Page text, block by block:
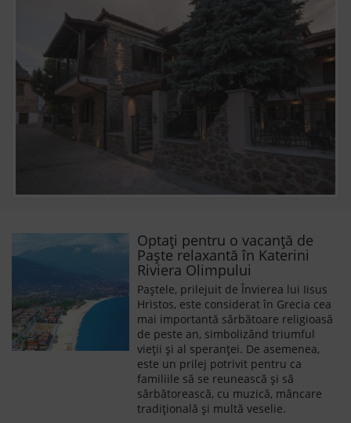
Optați pentru o vacanță de
Paște relaxantă în Katerini
Riviera Olimpului
Paștele, prilejuit de Învierea lui Iisus
Hristos, este considerat în Grecia cea
mai importantă sărbătoare religioasă
de peste an, simbolizând triumful
vieții și al speranței. De asemenea,
este un prilej potrivit pentru ca
familiile să se reunească și să
sărbătorească, cu muzică, mâncare
tradițională și multă veselie.